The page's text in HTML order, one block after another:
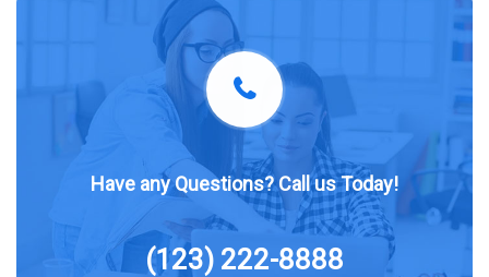
Have any Questions? Call us Today!
(123) 222-8888